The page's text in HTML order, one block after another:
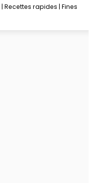
Recettes rapides Fines